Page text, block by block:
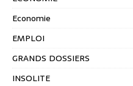
Economie
EMPLOI
GRANDS DOSSIERS
INSOLITE